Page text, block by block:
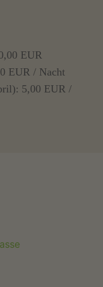
EUR
EUR / Nacht
5,00 EUR /